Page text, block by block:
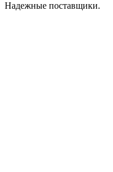
Надежные поставщики.